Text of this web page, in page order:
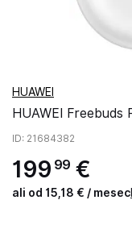
HUAWEI
HUAWEI Freebuds
ID: 21684382
199 99 €
ali od 15,18 € / mesec